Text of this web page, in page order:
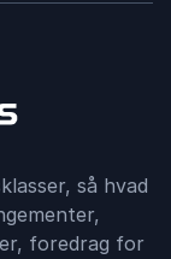
så hvad
foredrag for